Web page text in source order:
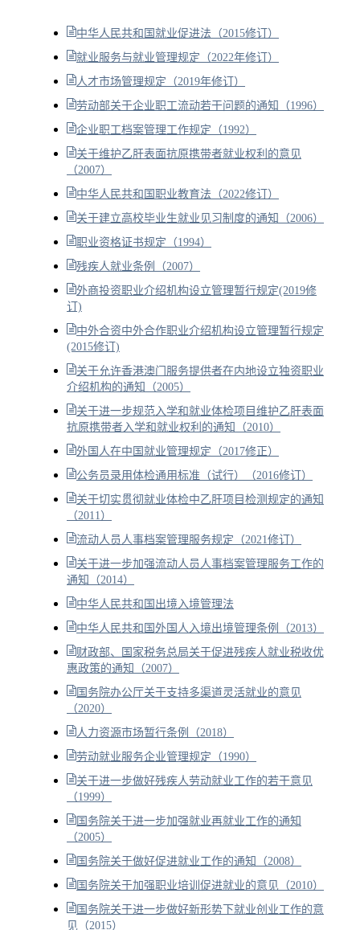
中华人民共和国就业促进法（2015修订）
就业服务与就业管理规定（2022年修订）
人才市场管理规定（2019年修订）
劳动部关于企业职工流动若干问题的通知（1996）
企业职工档案管理工作规定（1992）
关于维护乙肝表面抗原携带者就业权利的意见
（2007）
中华人民共和国职业教育法（2022修订）
关于建立高校毕业生就业见习制度的通知（2006）
职业资格证书规定（1994）
残疾人就业条例（2007）
外商投资职业介绍机构设立管理暂行规定(2019修
订)
中外合资中外合作职业介绍机构设立管理暂行规定
(2015修订)
关于允许香港澳门服务提供者在内地设立独资职业
介绍机构的通知（2005）
关于进一步规范入学和就业体检项目维护乙肝表面
抗原携带者入学和就业权利的通知（2010）
外国人在中国就业管理规定（2017修正）
公务员录用体检通用标准（试行）（2016修订）
关于切实贯彻就业体检中乙肝项目检测规定的通知
（2011）
流动人员人事档案管理服务规定（2021修订）
关于进一步加强流动人员人事档案管理服务工作的
通知（2014）
中华人民共和国出境入境管理法
中华人民共和国外国人入境出境管理条例（2013）
财政部、国家税务总局关于促进残疾人就业税收优
惠政策的通知（2007）
国务院办公厅关于支持多渠道灵活就业的意见
（2020）
人力资源市场暂行条例（2018）
劳动就业服务企业管理规定（1990）
关于进一步做好残疾人劳动就业工作的若干意见
（1999）
国务院关于进一步加强就业再就业工作的通知
（2005）
国务院关于做好促进就业工作的通知（2008）
国务院关于加强职业培训促进就业的意见（2010）
国务院关于进一步做好新形势下就业创业工作的意
见（2015）